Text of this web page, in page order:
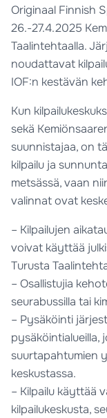
Originaal Finnish
26.-27.4.2025
Taalintehtaalla.
noudattavat
IOF:n kestävän
Kun
sekä
suunnistajaa, on
kilpailu ja
metsässä, vaan
valinnat ovat
– Kilpailujen
voivat käyttää
Turusta
– Osallistujia
seurabussilla tai
– Pysäköinti
pysäköintialueilla,
suurtapahtumien
keskustassa.
– Kilpailu käyttää
kilpailukeskusta,